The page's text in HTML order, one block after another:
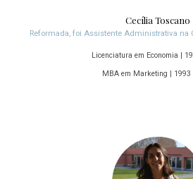
Cecília Toscano
Reformada, foi Assistente Administrativa na
Licenciatura em Economia |
MBA em Marketing | 1993